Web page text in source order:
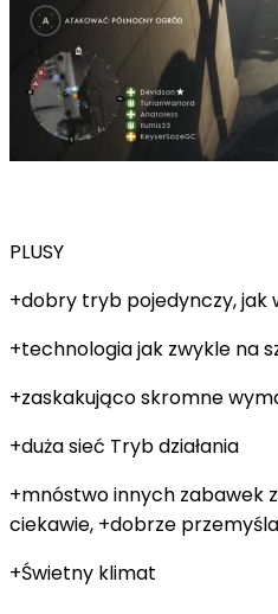
PLUSY
+dobry tryb pojedynczy, jak
+technologia jak zwykle na
+zaskakująco skromne
+duża sieć Tryb działania
+mnóstwo innych zabawek
ciekawie, +dobrze
+Świetny klimat